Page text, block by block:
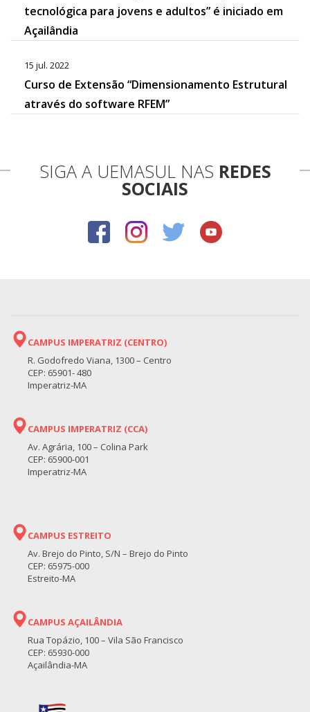
tecnológica para jovens e adultos” é iniciado em
Açailândia
15 jul. 2022
Curso de Extensão “Dimensionamento Estrutural
através do software RFEM”
SIGA A UEMASUL NAS REDES
SOCIAIS
CAMPUS IMPERATRIZ (CENTRO)
R. Godofredo Viana, 1300 – Centro
CEP: 65901- 480
Imperatriz-MA
CAMPUS IMPERATRIZ (CCA)
Av. Agrária, 100 – Colina Park
CEP: 65900-001
Imperatriz-MA
CAMPUS ESTREITO
Av. Brejo do Pinto, S/N – Brejo do Pinto
CEP: 65975-000
Estreito-MA
CAMPUS AÇAILÂNDIA
Rua Topázio, 100 – Vila São Francisco
CEP: 65930-000
Açailândia-MA